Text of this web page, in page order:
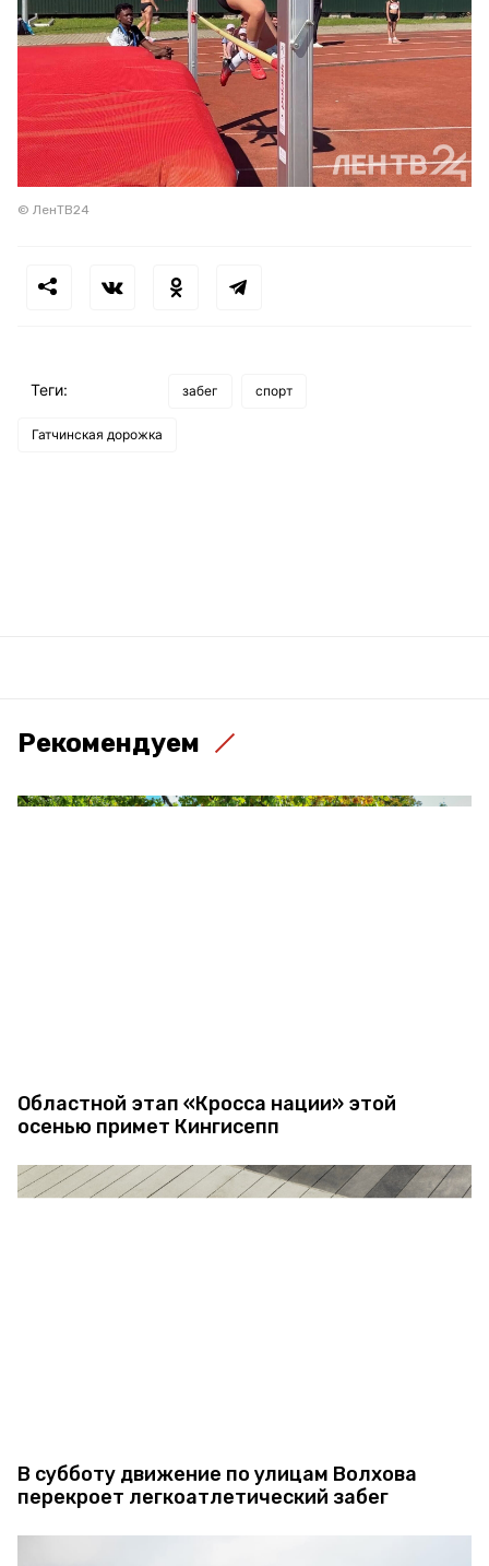
© ЛенТВ24
Теги: забег спорт
Гатчинская дорожка
Рекомендуем
Областной этап «Кросса нации» этой
осенью примет Кингисепп
В субботу движение по улицам Волхова
перекроет легкоатлетический забег